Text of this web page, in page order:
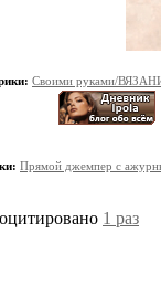
Своими руками/
Прямой джемпер с
1 раз